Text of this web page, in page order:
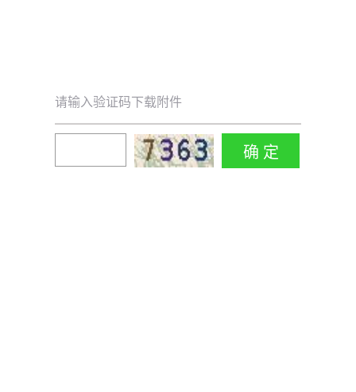
请输入验证码下载附件